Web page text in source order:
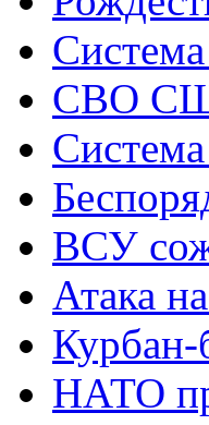
СВО
ВСУ
Атака
НАТО